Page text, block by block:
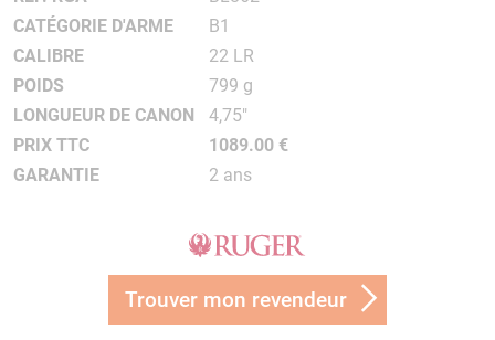
CATÉGORIE D'ARME
B1
CALIBRE
22 LR
POIDS
799 g
LONGUEUR DE CANON
4,75"
PRIX TTC
1089.00 €
GARANTIE
2 ans
Trouver mon revendeur